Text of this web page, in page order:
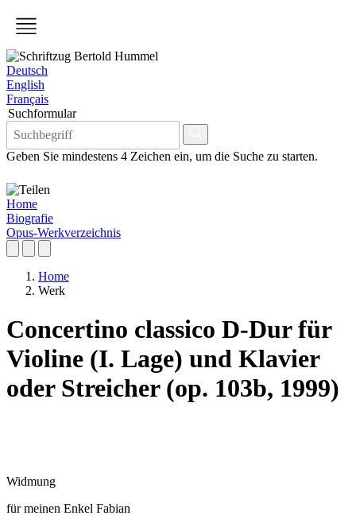
Deutsch
English
Français
Suchformular
Geben Sie mindestens 4 Zeichen ein, um die Suche zu starten.
Home
Biografie
Opus-Werkverzeichnis
Home
Werk
Concertino classico D-Dur für
Violine (I. Lage) und Klavier
oder Streicher (op. 103b, 1999)
Widmung
für meinen Enkel Fabian